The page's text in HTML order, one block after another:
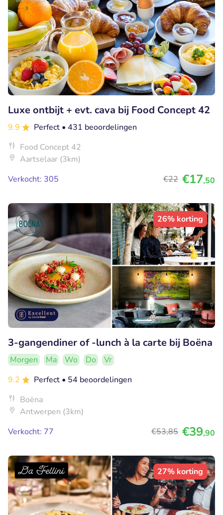
Luxe ontbijt + evt. cava bij Food Concept 42
9.9 Perfect • 431 beoordelingen
Food Concept 42
Aartselaar (3km)
Verkocht: 305
€22 €17,50
26% korting
3-gangendiner of -lunch à la carte bij Boëna
Morgen Ma Wo Do
Vr
9.2
Perfect • 54 beoordelingen
Boëna
Antwerpen (3km)
Verkocht: 77
€53,85 €39,90
27% korting